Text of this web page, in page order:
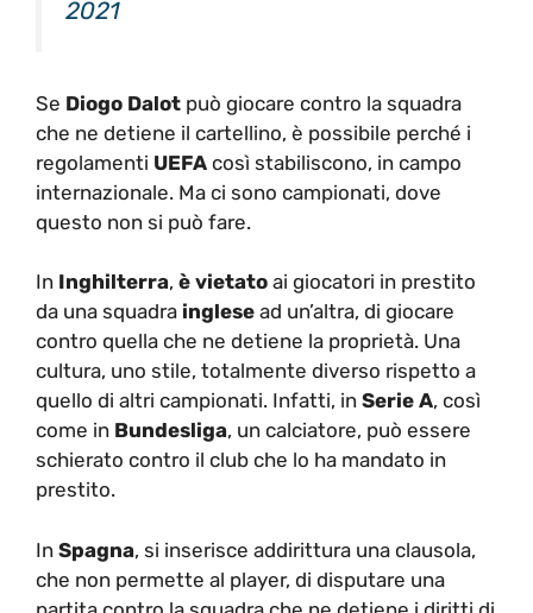
2021
Se Diogo Dalot può giocare contro la squadra
che ne detiene il cartellino, è possibile perché i
regolamenti UEFA così stabiliscono, in campo
internazionale. Ma ci sono campionati, dove
questo non si può fare.
In Inghilterra, è vietato ai giocatori in prestito
da una squadra inglese ad un’altra, di giocare
contro quella che ne detiene la proprietà. Una
cultura, uno stile, totalmente diverso rispetto a
quello di altri campionati. Infatti, in Serie A, così
come in Bundesliga, un calciatore, può essere
schierato contro il club che lo ha mandato in
prestito.
In Spagna, si inserisce addirittura una clausola,
che non permette al player, di disputare una